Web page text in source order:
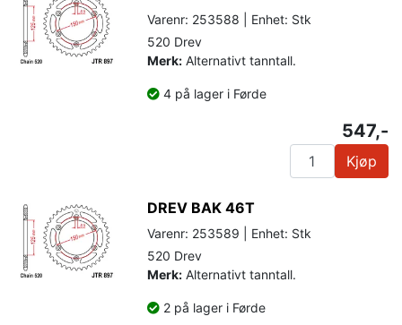
Varenr: 253588 | Enhet: Stk
520 Drev
Merk: Alternativt tanntall.
4 på lager i Førde
547,-
Kjøp
DREV BAK 46T
Varenr: 253589 | Enhet: Stk
520 Drev
Merk: Alternativt tanntall.
2 på lager i Førde